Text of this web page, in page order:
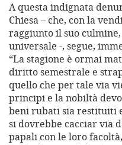
A questa indignata
Chiesa – che, con la
raggiunto il suo
universale -, segue,
“La stagione è ormai
diritto semestrale e
quello che per tale via
principi e la nobiltà
beni rubati sia
si dovrebbe cacciar via
papali con le loro